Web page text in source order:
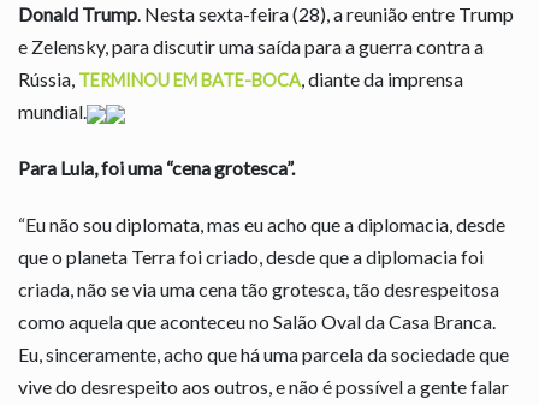
Donald Trump. Nesta sexta-feira (28), a reunião entre Trump
e Zelensky, para discutir uma saída para a guerra contra a
Rússia, TERMINOU EM BATE-BOCA, diante da imprensa
mundial.
Para Lula, foi uma “cena grotesca”.
“Eu não sou diplomata, mas eu acho que a diplomacia, desde
que o planeta Terra foi criado, desde que a diplomacia foi
criada, não se via uma cena tão grotesca, tão desrespeitosa
como aquela que aconteceu no Salão Oval da Casa Branca.
Eu, sinceramente, acho que há uma parcela da sociedade que
vive do desrespeito aos outros, e não é possível a gente falar